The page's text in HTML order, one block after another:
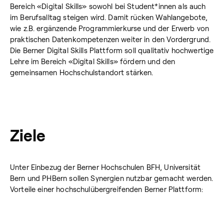
Bereich «Digital Skills» sowohl bei Student*innen als auch
im Berufsalltag steigen wird. Damit rücken Wahlangebote,
wie z.B. ergänzende Programmierkurse und der Erwerb von
praktischen Datenkompetenzen weiter in den Vordergrund.
Die Berner Digital Skills Plattform soll qualitativ hochwertige
Lehre im Bereich «Digital Skills» fördern und den
gemeinsamen Hochschulstandort stärken.
Ziele
Unter Einbezug der Berner Hochschulen BFH, Universität
Bern und PHBern sollen Synergien nutzbar gemacht werden.
Vorteile einer hochschulübergreifenden Berner Plattform: